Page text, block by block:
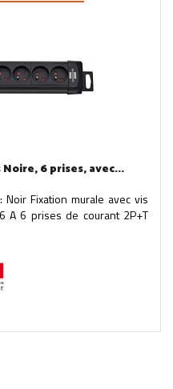
6 prises, avec...
Fixation murale avec vis
A 6 prises de courant 2P+T